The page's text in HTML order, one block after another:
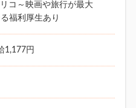
リコ～映画や旅行が最大
福利厚生あり
1,177円